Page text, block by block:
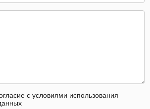
с условиями использования